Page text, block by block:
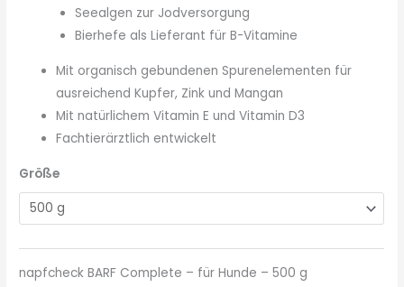
Seealgen zur Jodversorgung
Bierhefe als Lieferant für B-Vitamine
Mit organisch gebundenen Spurenelementen für
ausreichend Kupfer, Zink und Mangan
Mit natürlichem Vitamin E und Vitamin D3
Fachtierärztlich entwickelt
Größe
napfcheck BARF Complete – für Hunde – 500 g